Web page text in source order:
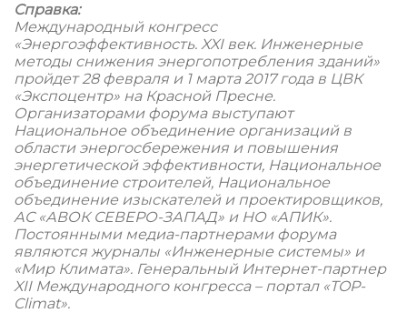
Справка:
Международный конгресс
«Энергоэффективность. XXI век. Инженерные
методы снижения энергопотребления зданий»
пройдет 28 февраля и 1 марта 2017 года в ЦВК
«Экспоцентр» на Красной Пресне.
Организаторами форума выступают
Национальное объединение организаций в
области энергосбережения и повышения
энергетической эффективности, Национальное
объединение строителей, Национальное
объединение изыскателей и проектировщиков,
АС «АВОК СЕВЕРО-ЗАПАД» и НО «АПИК».
Постоянными медиа-партнерами форума
являются журналы «Инженерные системы» и
«Мир Климата». Генеральный Интернет-партнер
XII Международного конгресса – портал «TOP-
Climat».